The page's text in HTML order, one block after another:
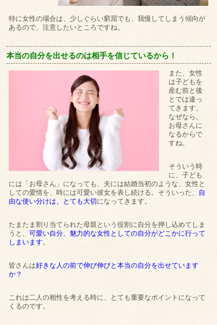
特に女性の場合は、少しぐらい窮屈でも、我慢してしまう傾向が
あるので、注意したいところですね。
本当の自分を出せるのは相手を信じているから！
また、女性
は子どもを
産む前と後
とでは違っ
てきます。
なぜなら、
お母さんに
なるからで
すね。
そういう時
に、子ども
には「お母さん」になっても、夫には結婚当初のような、女性と
しての愛情を、時には可愛い彼女を表し続ける。そういった、 自
由な使い分けは、とても大切になってきます。
たまたま割り当てられた母親という役割に自分を押し込めてしま
うと、可愛い自分、魅力的な女性としての自分がどこかに行って
しまいます。
皆さんは好きな人の前で伸び伸びと本当の自分を出せています
か？
これは二人の相性を考える時に、とても重要なポイントになって
くるのです。